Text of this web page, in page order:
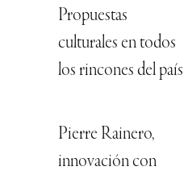
Propuestas
culturales en todos
los rincones del país
Pierre Rainero,
innovación con